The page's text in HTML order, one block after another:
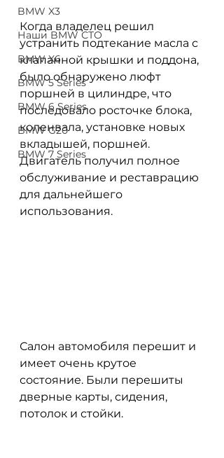
BMW X3
Наши BMW СТО
BMW X6
BMW 5 Series
BMW 6 Series
BMW G20
BMW 7 Series
Когда владелец решил
устранить подтекание масла с
клапанной крышки и поддона,
было обнаружено люфт
поршней в цилиндре, что
последовало росточке блока,
коленвала, установке новых
вкладышей, поршней.
Двигатель получил полное
обслуживание и реставрацию
для дальнейшего
использования.
Салон автомобиля перешит и
имеет очень крутое
состояние. Были перешиты
дверные карты, сидения,
потолок и стойки.